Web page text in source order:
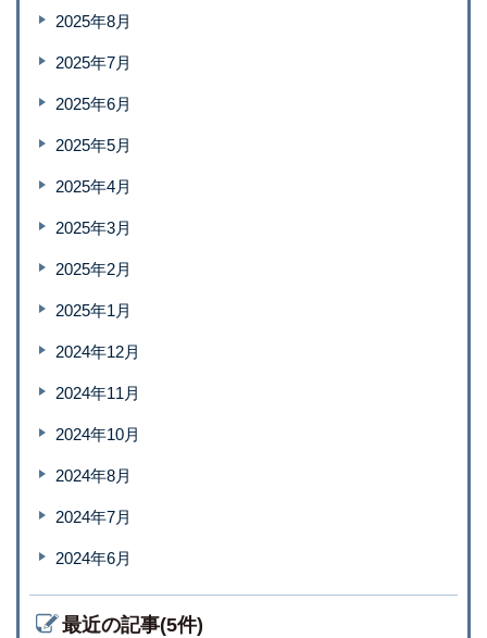
2025年8月
2025年7月
2025年6月
2025年5月
2025年4月
2025年3月
2025年2月
2025年1月
2024年12月
2024年11月
2024年10月
2024年8月
2024年7月
2024年6月
最近の記事(5件)